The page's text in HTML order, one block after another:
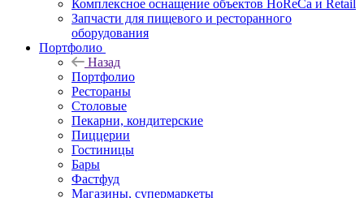
Комплексное оснащение объектов HoReCa и Retail
Запчасти для пищевого и ресторанного
оборудования
Портфолио
Назад
Портфолио
Рестораны
Столовые
Пекарни, кондитерские
Пиццерии
Гостиницы
Бары
Фастфуд
Магазины, супермаркеты